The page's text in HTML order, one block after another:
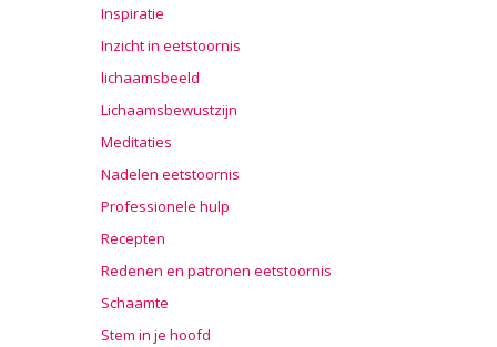
Inspiratie
Inzicht in eetstoornis
lichaamsbeeld
Lichaamsbewustzijn
Meditaties
Nadelen eetstoornis
Professionele hulp
Recepten
Redenen en patronen eetstoornis
Schaamte
Stem in je hoofd